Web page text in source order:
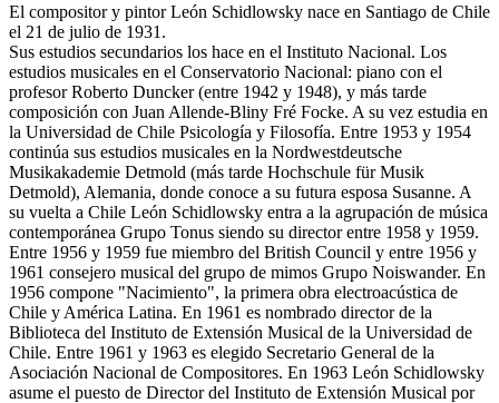
El compositor y pintor León Schidlowsky nace en Santiago de Chile
el 21 de julio de 1931.
Sus estudios secundarios los hace en el Instituto Nacional. Los
estudios musicales en el Conservatorio Nacional: piano con el
profesor Roberto Duncker (entre 1942 y 1948), y más tarde
composición con Juan Allende-Bliny Fré Focke. A su vez estudia en
la Universidad de Chile Psicología y Filosofía. Entre 1953 y 1954
continúa sus estudios musicales en la Nordwestdeutsche
Musikakademie Detmold (más tarde Hochschule für Musik
Detmold), Alemania, donde conoce a su futura esposa Susanne. A
su vuelta a Chile León Schidlowsky entra a la agrupación de música
contemporánea Grupo Tonus siendo su director entre 1958 y 1959.
Entre 1956 y 1959 fue miembro del British Council y entre 1956 y
1961 consejero musical del grupo de mimos Grupo Noiswander. En
1956 compone "Nacimiento", la primera obra electroacústica de
Chile y América Latina. En 1961 es nombrado director de la
Biblioteca del Instituto de Extensión Musical de la Universidad de
Chile. Entre 1961 y 1963 es elegido Secretario General de la
Asociación Nacional de Compositores. En 1963 León Schidlowsky
asume el puesto de Director del Instituto de Extensión Musical por